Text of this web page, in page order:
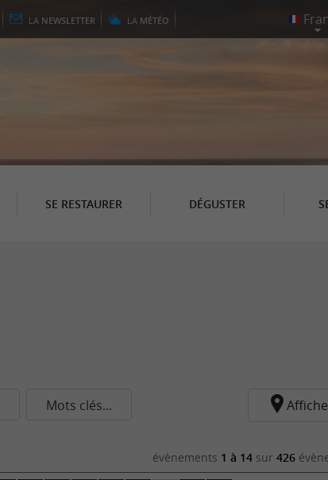
LA NEWSLETTER LA MÉTÉO
SE RESTAURER DÉGUSTER
Mots clés...
évènements 1 à 14 sur 426